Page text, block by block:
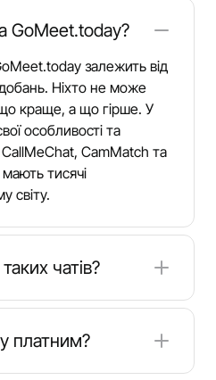
GoMeet.today?
залежить від
Ніхто не може
краще, а що гірше. У
особливості та
CamMatch та
тисячі
світу.
чатів?
інші платформи створені
Водночас не варто
навіть якщо він вам
ви можете
платним?